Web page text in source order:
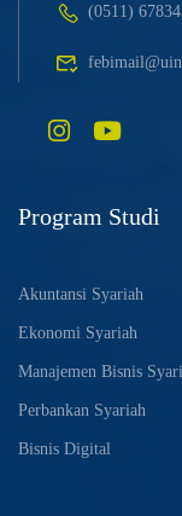
(0511)
Program Studi
Akuntansi Syariah
Ekonomi Syariah
Manajemen Bisnis
Perbankan Syariah
Bisnis Digital